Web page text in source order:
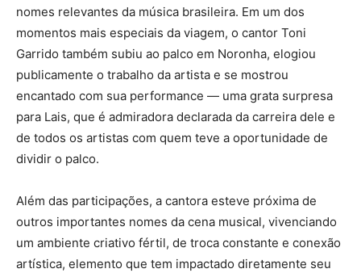
nomes relevantes da música brasileira. Em um dos
momentos mais especiais da viagem, o cantor Toni
Garrido também subiu ao palco em Noronha, elogiou
publicamente o trabalho da artista e se mostrou
encantado com sua performance — uma grata surpresa
para Lais, que é admiradora declarada da carreira dele e
de todos os artistas com quem teve a oportunidade de
dividir o palco.
Além das participações, a cantora esteve próxima de
outros importantes nomes da cena musical, vivenciando
um ambiente criativo fértil, de troca constante e conexão
artística, elemento que tem impactado diretamente seu